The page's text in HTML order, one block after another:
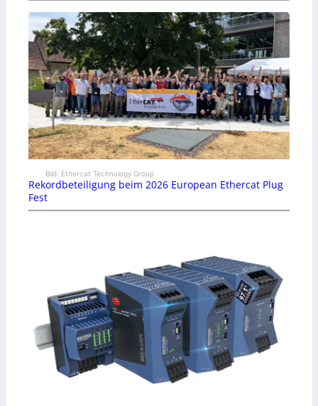
Bild: Ethercat Technology Group
Rekordbeteiligung beim 2026 European Ethercat Plug
Fest